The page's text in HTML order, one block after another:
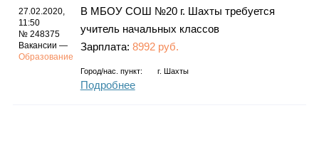
27.02.2020,
11:50
№ 248375
Вакансии —
Образование
В МБОУ СОШ №20 г. Шахты требуется
учитель начальных классов
Зарплата: 8992 руб.
Город/нас. пункт: г. Шахты
Подробнее